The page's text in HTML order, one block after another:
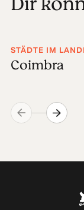
STÄDTE IM
Coimbra